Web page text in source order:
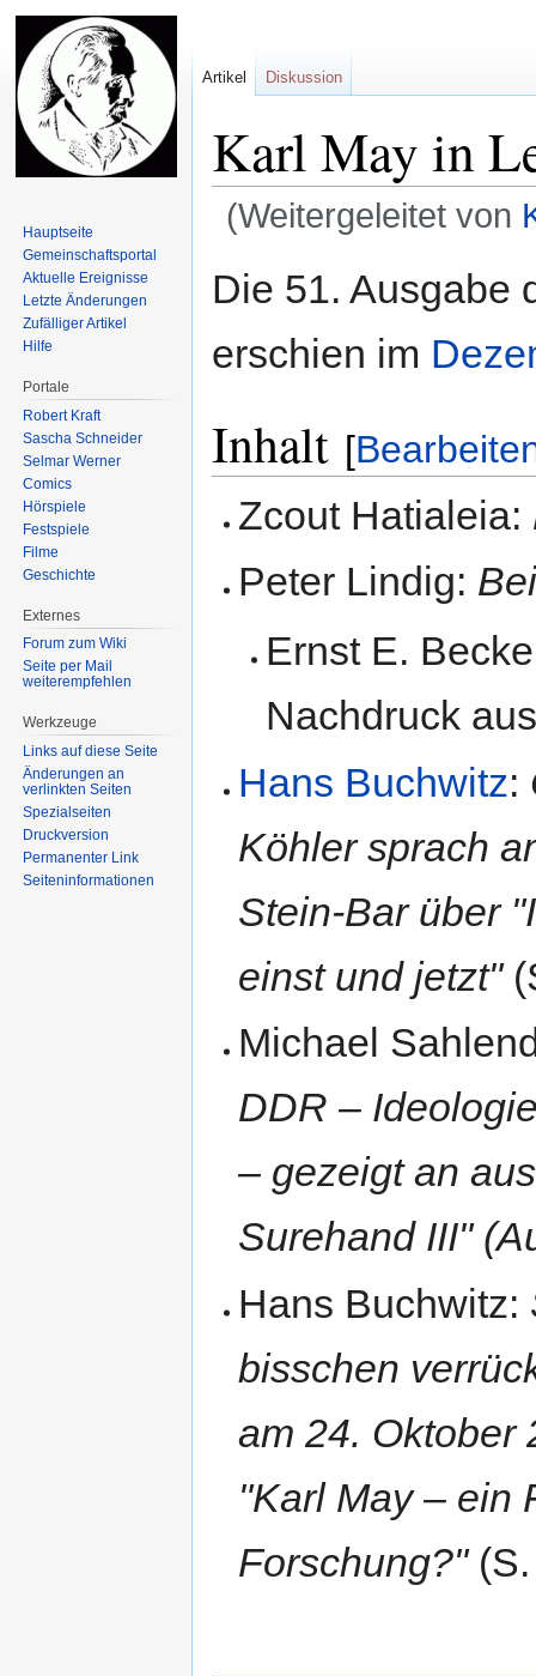
Karl May in
(Weitergeleitet von
Navigation
Suche
Die 51. Ausgabe
erschien im
Inhalt [
Zcout Hatialeia:
Peter Lindig:
Ernst E.
Nachdruck
Hans Buchwitz:
Köhler sprach
Stein-Bar über
einst und jetzt"
Michael
DDR –
– gezeigt an
Surehand III"
Hans Buchwitz:
bisschen
am 24. Oktober
"Karl May – ein
Forschung?"(S.
Artikel Diskussion
Hauptseite
Gemeinschafts­portal
Aktuelle Ereignisse
Letzte Änderungen
Zufälliger Artikel
Hilfe
Portale
Robert Kraft
Sascha Schneider
Selmar Werner
Comics
Hörspiele
Festspiele
Filme
Geschichte
Externes
Forum zum Wiki
Seite per Mail
weiterempfehlen
Werkzeuge
Links auf diese Seite
Änderungen an
verlinkten Seiten
Spezialseiten
Druckversion
Permanenter Link
Seiten­informationen